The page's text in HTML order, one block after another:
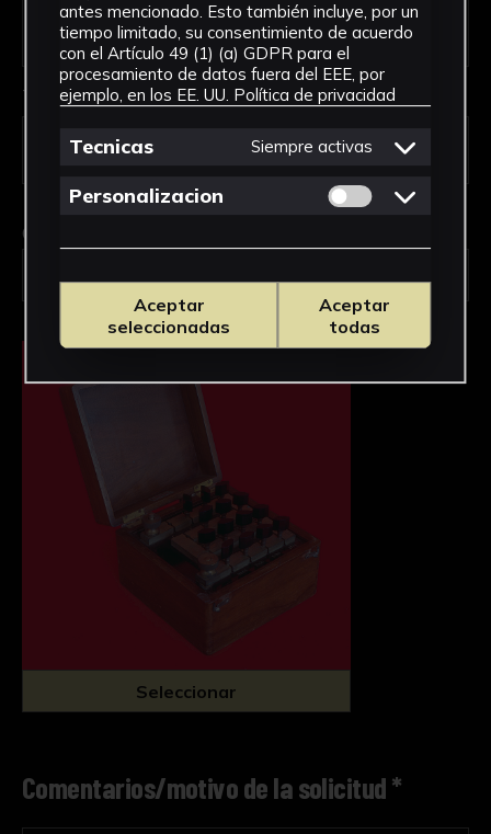
Tipo de uso *
Obra en la que está interesado/a
2336/Caja de resistencias
Seleccionar
Comentarios/motivo de la solicitud *
antes mencionado. Esto también incluye, por un
tiempo limitado, su consentimiento de acuerdo
con el Artículo 49 (1) (a) GDPR para el
procesamiento de datos fuera del EEE, por
ejemplo, en los EE. UU. Política de privacidad
Tecnicas Siempre activas
Personalizacion Permitir cookies
Aceptar
seleccionadas
Aceptar
todas